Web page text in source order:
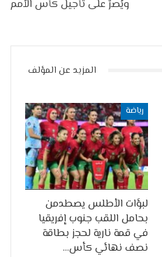
ويُصرّ على تأجيل كأس الأمم
المزيد عن المؤلف
رياضة
لبؤات الأطلس يصطدمن
بحامل اللقب جنوب إفريقيا
في قمة نارية لحجز بطاقة
نصف نهائي كأس…